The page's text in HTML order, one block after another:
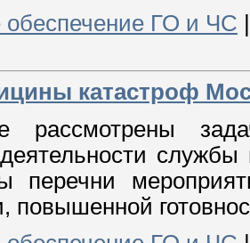
обеспечение ГО и ЧС
катастроф
рассмотрены
перечни
повышенной